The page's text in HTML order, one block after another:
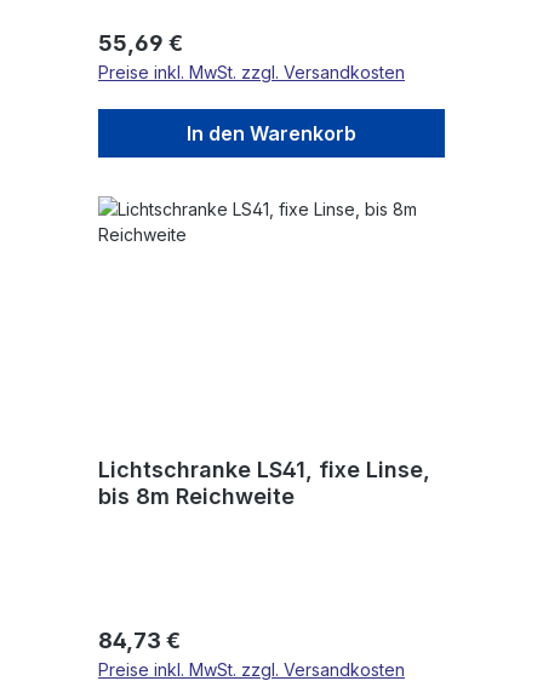
Regulärer Preis:
55,69 €
Preise inkl. MwSt. zzgl. Versandkosten
In den Warenkorb
Lichtschranke LS41, fixe Linse,
bis 8m Reichweite
Regulärer Preis:
84,73 €
Preise inkl. MwSt. zzgl. Versandkosten